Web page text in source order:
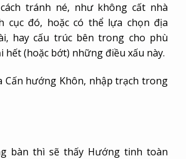
tránh né, như không cất nhà
cục đó, hoặc có thể lựa chọn địa
hay cấu trúc bên trong cho phù
hết (hoặc bớt) những điều xấu này.
Cấn hướng Khôn, nhập trạch trong
bàn thì sẽ thấy Hướng tinh toàn